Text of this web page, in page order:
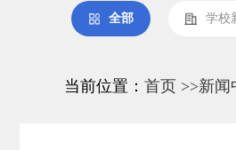
全部 学校
当前位置： 首页 >>新闻